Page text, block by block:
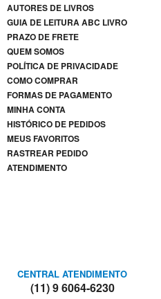
AUTORES DE LIVROS
GUIA DE LEITURA ABC LIVRO
PRAZO DE FRETE
QUEM SOMOS
POLÍTICA DE PRIVACIDADE
COMO COMPRAR
FORMAS DE PAGAMENTO
MINHA CONTA
HISTÓRICO DE PEDIDOS
MEUS FAVORITOS
RASTREAR PEDIDO
ATENDIMENTO
CENTRAL ATENDIMENTO
(11) 9 6064-6230